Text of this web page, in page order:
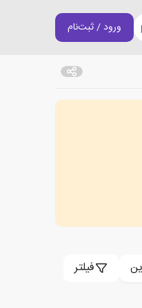
سبد خرید
ورود / ثبت‌نام
فیلتر